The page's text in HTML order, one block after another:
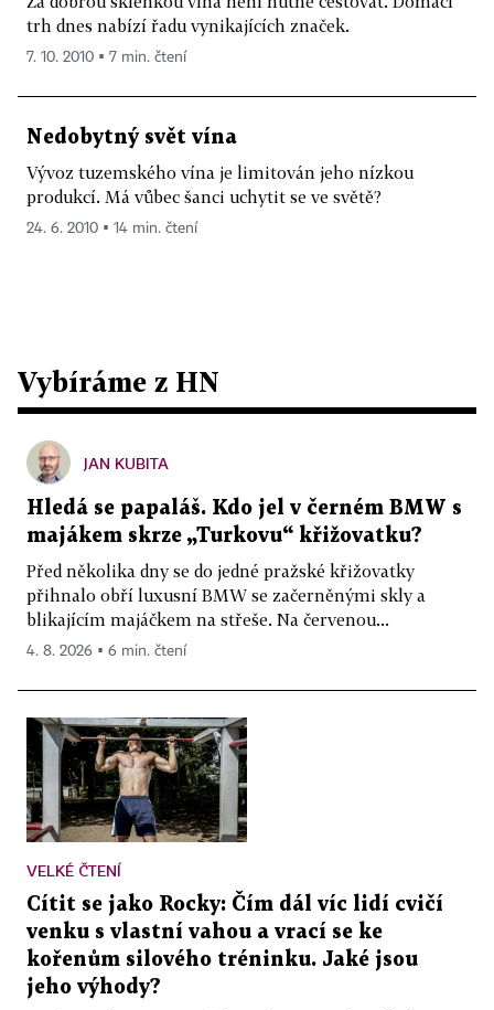
trh dnes nabízí řadu vynikajících značek.
7. 10. 2010 ▪ 7 min. čtení
Nedobytný svět vína
Vývoz tuzemského vína je limitován jeho nízkou
produkcí. Má vůbec šanci uchytit se ve světě?
24. 6. 2010 ▪ 14 min. čtení
Vybíráme z HN
JAN KUBITA
Hledá se papaláš. Kdo jel v černém BMW s
majákem skrze „Turkovu“ křižovatku?
Před několika dny se do jedné pražské křižovatky
přihnalo obří luxusní BMW se začerněnými skly a
blikajícím majáčkem na střeše. Na červenou...
4. 8. 2026 ▪ 6 min. čtení
VELKÉ ČTENÍ
Cítit se jako Rocky: Čím dál víc lidí cvičí
venku s vlastní vahou a vrací se ke
kořenům silového tréninku. Jaké jsou
jeho výhody?